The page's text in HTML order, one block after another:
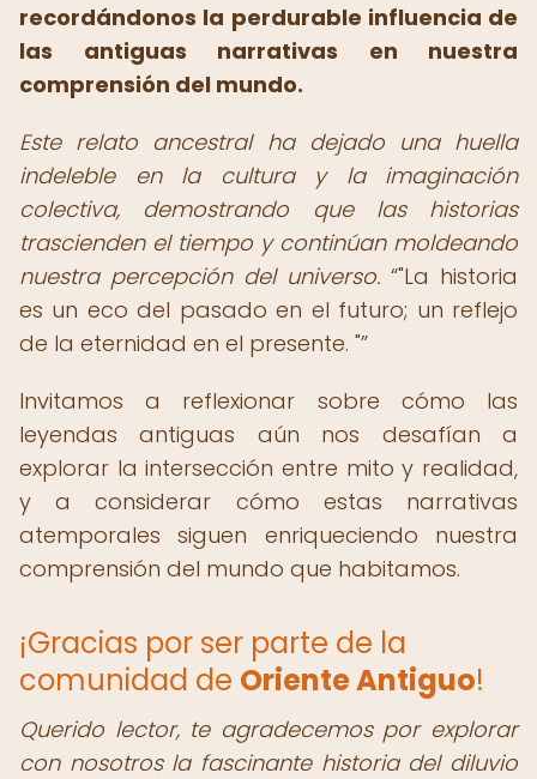
recordándonos la perdurable influencia de
las antiguas narrativas en nuestra
comprensión del mundo.
Este relato ancestral ha dejado una huella
indeleble en la cultura y la imaginación
colectiva, demostrando que las historias
trascienden el tiempo y continúan moldeando
nuestra percepción del universo. "La historia
es un eco del pasado en el futuro; un reflejo
de la eternidad en el presente. "
Invitamos a reflexionar sobre cómo las
leyendas antiguas aún nos desafían a
explorar la intersección entre mito y realidad,
y a considerar cómo estas narrativas
atemporales siguen enriqueciendo nuestra
comprensión del mundo que habitamos.
¡Gracias por ser parte de la
comunidad de Oriente Antiguo!
Querido lector,te agradecemos por explorar
con nosotros la fascinante historia del diluvio